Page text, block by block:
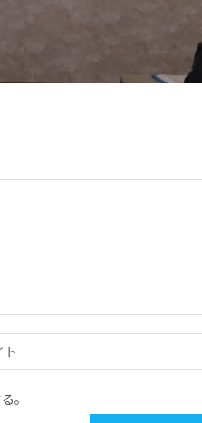
。